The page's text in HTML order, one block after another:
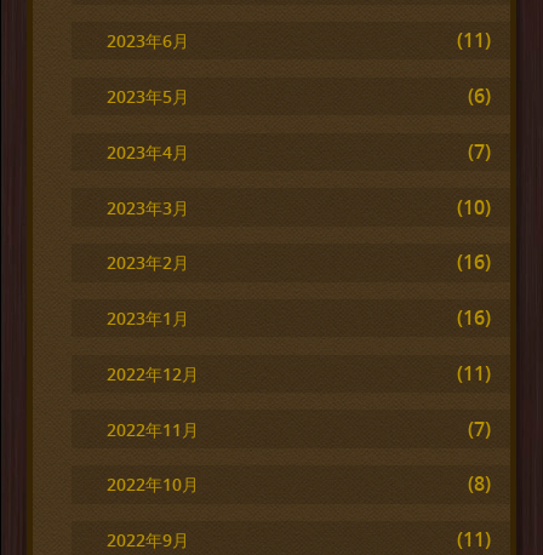
2023年6月 (11)
2023年5月 (6)
2023年4月 (7)
2023年3月 (10)
2023年2月 (16)
2023年1月 (16)
2022年12月 (11)
2022年11月 (7)
2022年10月 (8)
2022年9月 (11)